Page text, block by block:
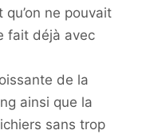
qu’on ne pouvait
fait déjà avec
de la
ainsi que la
sans trop